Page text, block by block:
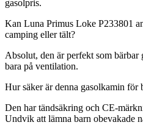
gasolpris.
Kan Luna Primus Loke P233801
camping eller tält?
Absolut, den är perfekt som
bara på ventilation.
Hur säker är denna gasolkamin för
Den har tändsäkring och CE-
Undvik att lämna barn obevakade